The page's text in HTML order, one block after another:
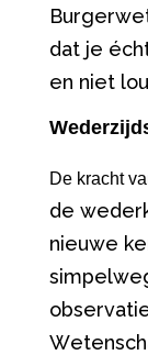
dat je
en niet
De kracht
de
nieuwe